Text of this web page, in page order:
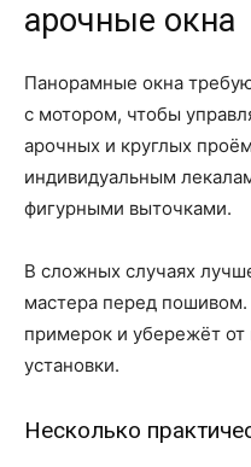
арочные окна
Панорамные окна
с мотором, чтобы
арочных и круглых
индивидуальным
фигурными выточками.
В сложных случаях
мастера перед пошивом.
примерок и убережёт от
установки.
Несколько